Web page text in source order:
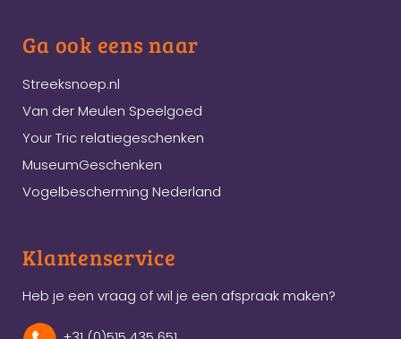
Ga ook eens naar
Streeksnoep.nl
Van der Meulen Speelgoed
Your Tric relatiegeschenken
MuseumGeschenken
Vogelbescherming Nederland
Klantenservice
Heb je een vraag of wil je een afspraak maken?